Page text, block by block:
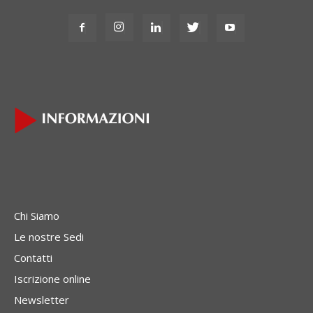
Chi Siamo
Le nostre Sedi
Contatti
Iscrizione online
Newsletter